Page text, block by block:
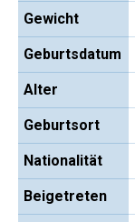
Gewicht
Geburtsdatum
Alter
Geburtsort
Nationalität
Beigetreten